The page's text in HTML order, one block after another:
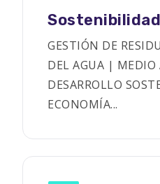
Sostenibilidad
GESTIÓN DE
DEL AGUA |
DESARROLLO
ECONOMÍA...